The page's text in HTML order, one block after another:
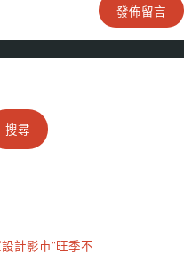
搜尋
計影市“旺季不